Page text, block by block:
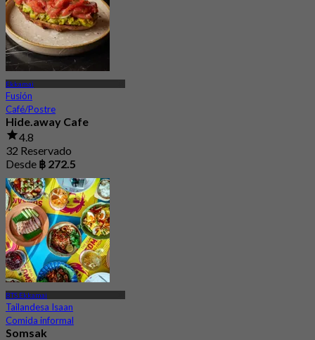
Ekkamai
Fusión
Café/Postre
Hide.away Cafe
4.8
32 Reservado
Desde ฿ 272.5
BTS Ekkamai
Tailandesa Isaan
Comida informal
Somsak